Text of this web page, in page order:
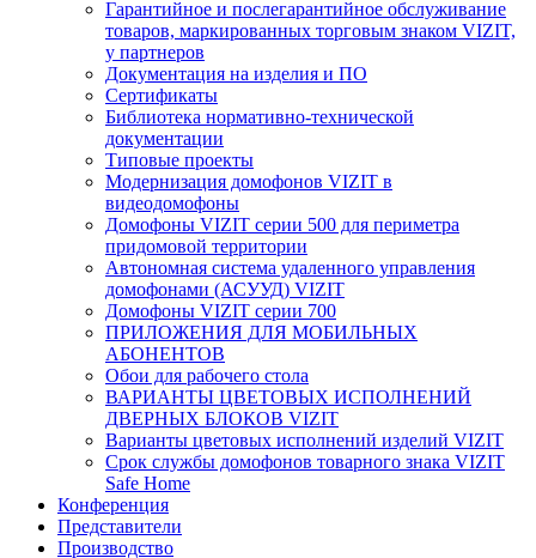
Гарантийное и послегарантийное обслуживание
товаров, маркированных торговым знаком VIZIT,
у партнеров
Документация на изделия и ПО
Сертификаты
Библиотека нормативно-технической
документации
Типовые проекты
Модернизация домофонов VIZIT в
видеодомофоны
Домофоны VIZIT серии 500 для периметра
придомовой территории
Автономная система удаленного управления
домофонами (АСУУД) VIZIT
Домофоны VIZIT серии 700
ПРИЛОЖЕНИЯ ДЛЯ МОБИЛЬНЫХ
АБОНЕНТОВ
Обои для рабочего стола
ВАРИАНТЫ ЦВЕТОВЫХ ИСПОЛНЕНИЙ
ДВЕРНЫХ БЛОКОВ VIZIT
Варианты цветовых исполнений изделий VIZIT
Срок службы домофонов товарного знака VIZIT
Safe Home
Конференция
Представители
Производство